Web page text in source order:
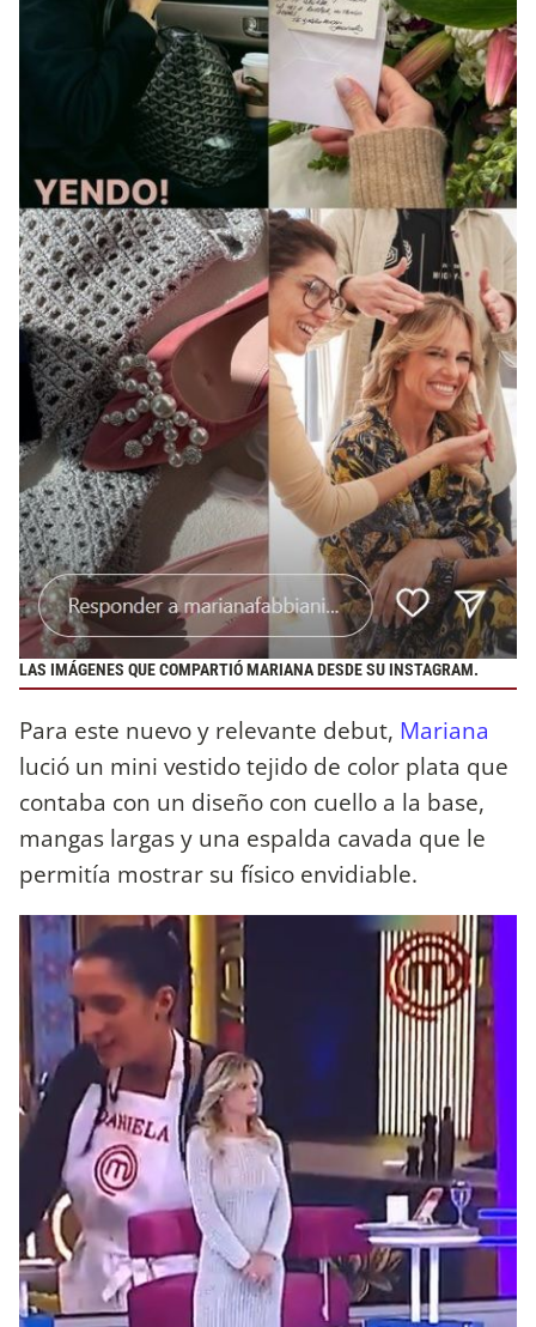
LAS IMÁGENES QUE COMPARTIÓ MARIANA DESDE SU INSTAGRAM.
Para este nuevo y relevante debut, Mariana
lució un mini vestido tejido de color plata que
contaba con un diseño con cuello a la base,
mangas largas y una espalda cavada que le
permitía mostrar su físico envidiable.